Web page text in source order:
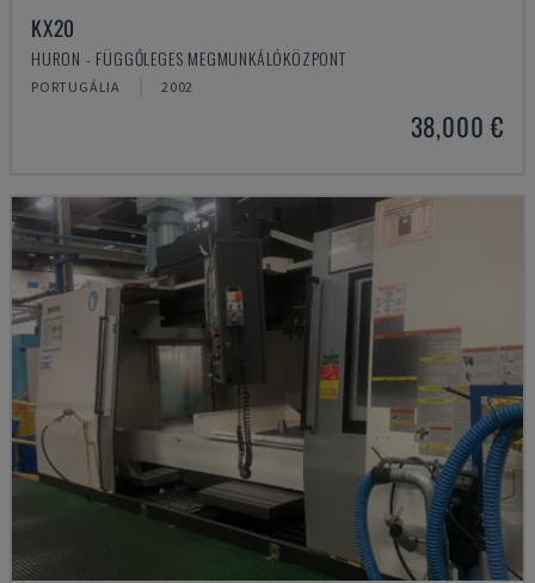
KX20
HURON - FÜGGŐLEGES MEGMUNKÁLÓKÖZPONT
PORTUGÁLIA 2002
38,000 €